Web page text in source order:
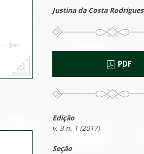
Justina da Costa Rodrigues
PDF
Edição
v. 3 n. 1 (2017)
Seção